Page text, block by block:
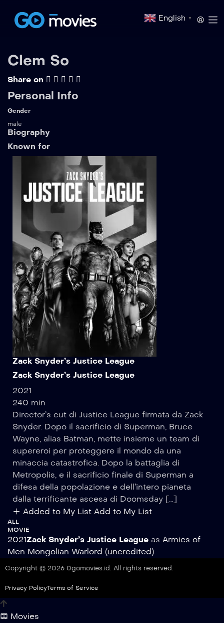
English ▼
Clem So
Share on
Personal Info
Gender
male
Biography
Known for
Zack Snyder’s Justice League
Zack Snyder’s Justice League
2021
240 min
Director’s cut di Justice League firmata da Zack
Snyder. Dopo il sacrificio di Superman, Bruce
Wayne, alias Batman, mette insieme un team di
supereroi per proteggere il mondo da una
minaccia catastrofica. Dopo la battaglia di
Metropolis, e il sacrificio finale di Superman a
difesa della popolazione e dell’intero pianeta
dalla terrificante ascesa di Doomsday […]
Added to My List Add to My List
ALL
MOVIE
2021Zack Snyder’s Justice League as Armies of
Men Mongolian Warlord (uncredited)
Copyright © 2026 0gomovies.id. All rights reserved.
Privacy PolicyTerms of Service
Movies